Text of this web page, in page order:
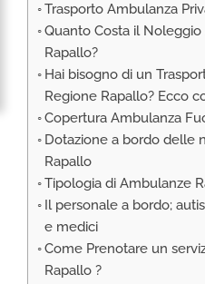
TRASPORTO PER NEONATI
Trasporto Ambulanza
Quanto Costa il
Rapallo?
Hai bisogno di un
Regione Rapallo? Ecco
Copertura Ambulanza
Dotazione a bordo delle
Rapallo
Tipologia di Ambulanze
Il personale a bordo;
e medici
Come Prenotare un
Rapallo ?